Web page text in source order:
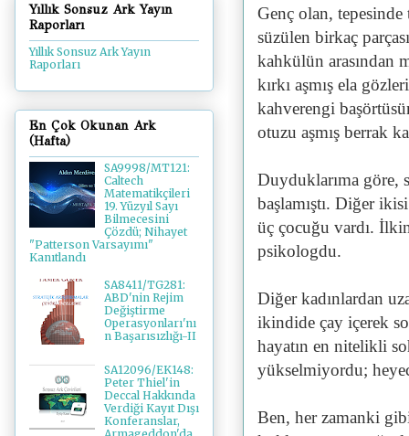
Genç olan, tepesinde
süzülen birkaç
kahkülün arasından
kırkı aşmış ela
kahverengi
otuzu aşmış berrak
Duyduklarıma göre,
başlamıştı. Diğer
üç çocuğu vardı.
psikologdu.
Diğer kadınlardan
ikindide çay içerek
hayatın en nitelikli
yükselmiyordu;
Ben, her zamanki
Yıllık Sonsuz Ark Yayın
Raporları
Yıllık Sonsuz Ark Yayın
Raporları
En Çok Okunan Ark
(Hafta)
SA9998/MT121:
Caltech
Matematikçileri
19. Yüzyıl Sayı
Bilmecesini
Çözdü; Nihayet
"Patterson Varsayımı"
Kanıtlandı
SA8411/TG281:
ABD'nin Rejim
Değiştirme
Operasyonları'nı
n Başarısızlığı-II
SA12096/EK148:
Peter Thiel'in
Deccal Hakkında
Verdiği Kayıt Dışı
Konferanslar,